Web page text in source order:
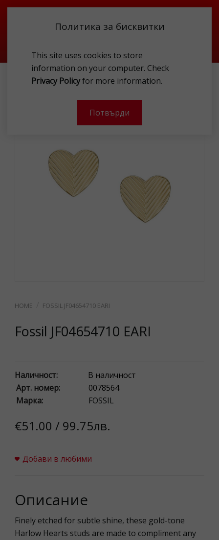
Политика за бисквитки
This site uses cookies to store
information on your computer. Check
Privacy Policyfor more information.
Потвърди
FOSSIL JF04654710 EARI
FOSSIL JF04654710 EARI
Fossil JF04654710 EARI
Наличност:
В наличност
Арт. номер:
0078564
Марка:
FOSSIL
€51.00 / 99.75лв.
Добави в любими
Описание
Finely etched for subtle shine, these gold-tone
Harlow Hearts studs are made to compliment any